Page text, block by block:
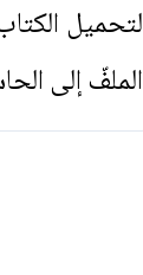
لتحميل
الملفّ إلى